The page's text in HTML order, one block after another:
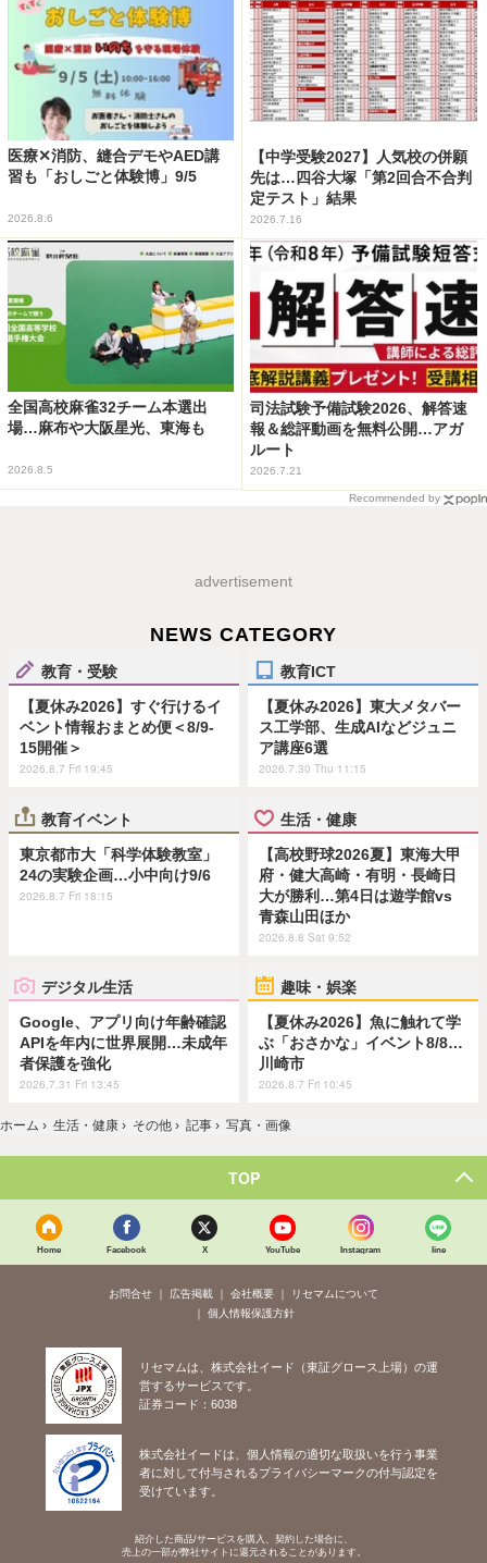
医療✕消防、縫合デモやAED講
習も「おしごと体験博」9/5
2026.8.6
【中学受験2027】人気校の併願
先は…四谷大塚「第2回合不合判
定テスト」結果
2026.7.16
全国高校麻雀32チーム本選出
場…麻布や大阪星光、東海も
2026.8.5
司法試験予備試験2026、解答速
報＆総評動画を無料公開…アガ
ルート
2026.7.21
Recommended by
advertisement
NEWS CATEGORY
教育・受験
【夏休み2026】すぐ行けるイ
ベント情報おまとめ便＜8/9-
15開催＞
2026.8.7 Fri 19:45
教育ICT
【夏休み2026】東大メタバー
ス工学部、生成AIなどジュニ
ア講座6選
2026.7.30 Thu 11:15
教育イベント
東京都市大「科学体験教室」
24の実験企画…小中向け9/6
2026.8.7 Fri 18:15
生活・健康
【高校野球2026夏】東海大甲
府・健大高崎・有明・長崎日
大が勝利…第4日は遊学館vs
青森山田ほか
2026.8.8 Sat 9:52
デジタル生活
Google、アプリ向け年齢確認
APIを年内に世界展開…未成年
者保護を強化
2026.7.31 Fri 13:45
趣味・娯楽
【夏休み2026】魚に触れて学
ぶ「おさかな」イベント8/8…
川崎市
2026.8.7 Fri 10:45
ホーム › 生活・健康 › その他 › 記事 › 写真・画像
TOP
Home Facebook X YouTube Instagram line
お問合せ 広告掲載 会社概要
リセマムについて
個人情報保護方針
リセマムは、株式会社イード（東証グロース上場）の運
営するサービスです。
証券コード：6038
株式会社イードは、個人情報の適切な取扱いを行う事業
者に対して付与されるプライバシーマークの付与認定を
受けています。
紹介した商品/サービスを購入、契約した場合に、
売上の一部が弊社サイトに還元されることがあります。